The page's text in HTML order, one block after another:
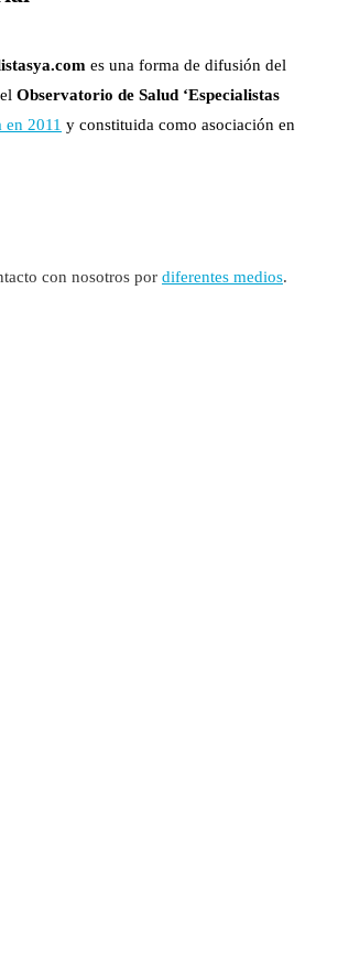
es una forma de difusión del
Observatorio de Salud ‘Especialistas
en 2011 y constituida como asociación en
con nosotros por diferentes medios.